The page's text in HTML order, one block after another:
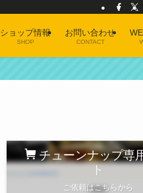
ショップ情報
SHOP
お問い合わせ
CONTACT
チューンナップ専
ト
ご依頼はこちらから